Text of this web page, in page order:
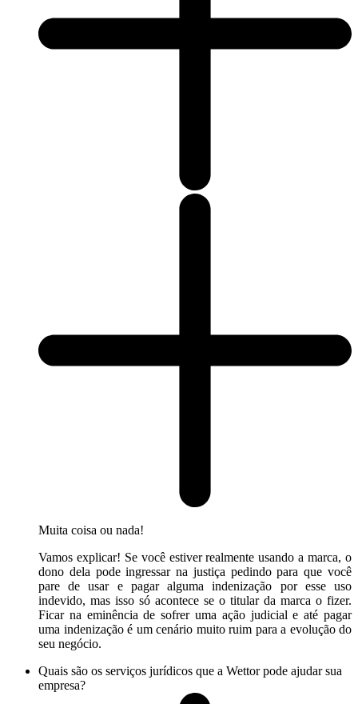
Muita coisa ou nada!
Vamos explicar! Se você estiver realmente usando a marca, o
dono dela pode ingressar na justiça pedindo para que você
pare de usar e pagar alguma indenização por esse uso
indevido, mas isso só acontece se o titular da marca o fizer.
Ficar na eminência de sofrer uma ação judicial e até pagar
uma indenização é um cenário muito ruim para a evolução do
seu negócio.
Quais são os serviços jurídicos que a Wettor pode ajudar sua
empresa?